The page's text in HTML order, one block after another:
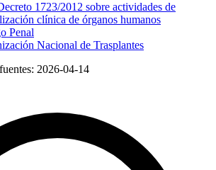
1723/2012 sobre actividades de
clínica de órganos humanos
Penal
Nacional de Trasplantes
2026-04-14